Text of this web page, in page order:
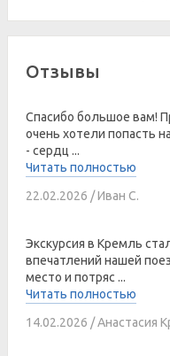
Отзывы
Спасибо большое вам!
очень хотели попасть
- сердц ...
Читать полностью
22.02.2026 / Иван С.
Экскурсия в Кремль
впечатлений нашей
место и потряс ...
Читать полностью
14.02.2026 / Анастасия